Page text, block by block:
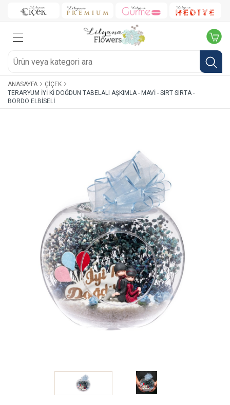
ANASAYFA
ÇIÇEK
TERARYUM İYI KI DOĞDUN TABELALI AŞKIMLA - MAVI - SIRT SIRTA -
BORDO ELBISELI